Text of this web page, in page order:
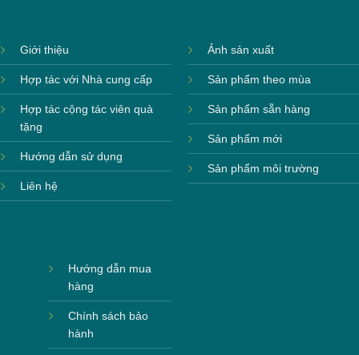
Giới thiệu
Hợp tác với Nhà cung cấp
Hợp tác cộng tác viên quà
tặng
Hướng dẫn sử dụng
Liên hệ
Ảnh sản xuất
Sản phẩm theo mùa
Sản phẩm sẵn hàng
Sản phẩm mới
Sản phẩm môi trường
Hướng dẫn mua
hàng
Chính sách bảo
hành